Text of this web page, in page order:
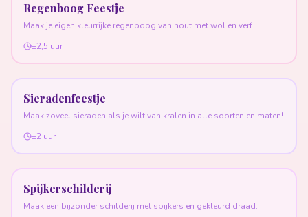
Regenboog Feestje
Maak je eigen kleurrijke regenboog van hout met wol en verf.
±2,5 uur
Sieradenfeestje
Maak zoveel sieraden als je wilt van kralen in alle soorten en maten!
±2 uur
Spijkerschilderij
Maak een bijzonder schilderij met spijkers en gekleurd draad.